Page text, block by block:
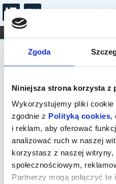
Zgoda
Niniejsza strona korzysta z
Wykorzystujemy pliki cookie
zgodnie z Polityką cookies,
i reklam, aby oferować
analizować ruch w naszej
korzystasz z naszej witryny,
społecznościowym,
Partnerzy mogą połączyć
FILHARMONIA OPERA I
DLA DZIECI
Komunikat
Sprzedaż biletów
została zakończona.